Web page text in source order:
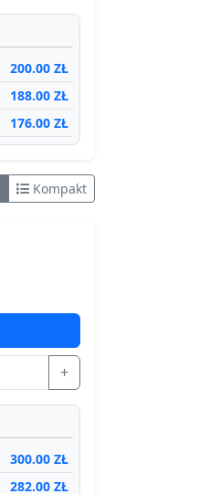
200.00 ZŁ
188.00 ZŁ
176.00 ZŁ
Kompakt
+
300.00 ZŁ
282.00 ZŁ